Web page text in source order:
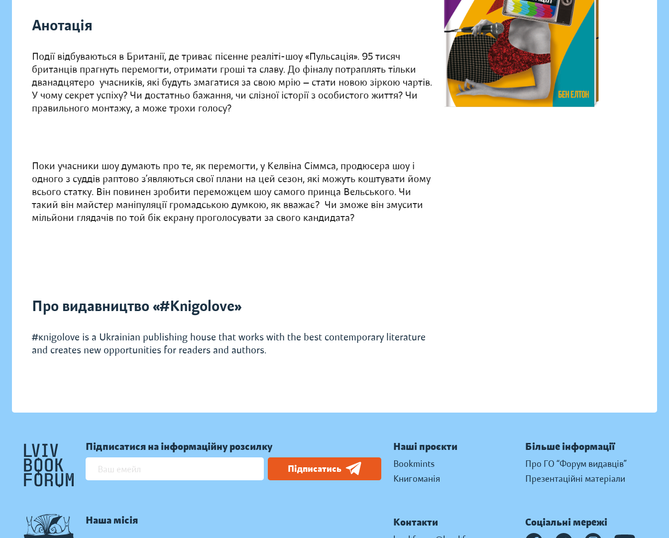
Анотація
Події відбуваються в Британії, де триває пісенне реаліті-шоу «Пульсація». 95 тисяч
британців прагнуть перемогти, отримати гроші та славу. До фіналу потраплять тільки
дванадцятеро учасників, які будуть змагатися за свою мрію — стати новою зіркою чартів.
У чому секрет успіху? Чи достатньо бажання, чи слізної історії з особистого життя? Чи
правильного монтажу, а може трохи голосу?
Поки учасники шоу думають про те, як перемогти, у Келвіна Сіммса, продюсера шоу і
одного з суддів раптово з’являються свої плани на цей сезон, які можуть коштувати йому
всього статку. Він повинен зробити переможцем шоу самого принца Вельського. Чи
такий він майстер маніпуляції громадською думкою, як вважає? Чи зможе він змусити
мільйони глядачів по той бік екрану проголосувати за свого кандидата?
Про видавництво «#Knigolove»
#кnigolove is a Ukrainian publishing house that works with the best contemporary literature
and creates new opportunities for readers and authors.
Підписатися на інформаційну розсилку
Підписатись
Наша місія
Наші проєкти
Bookmints
Книгоманія
Більше інформації
Про ГО “Форум видавців”
Презентаційні матеріали
Контакти Соціальні мережі